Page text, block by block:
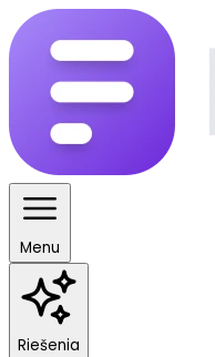
Menu
Riešenia